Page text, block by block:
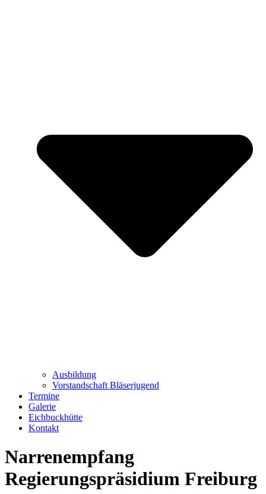
Ausbildung
Vorstandschaft Bläserjugend
Termine
Galerie
Eichbuckhütte
Kontakt
Narrenempfang
Regierungspräsidium Freiburg